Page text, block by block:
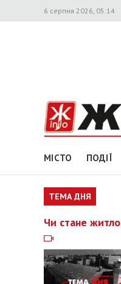
6 серпня 2026, 05:14
МІСТО ПОДІЇ
ТЕМА ДНЯ
Чи стане